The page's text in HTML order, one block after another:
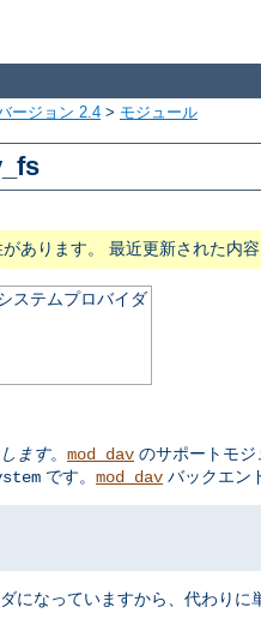
ージョン 2.4 > モジュール
あります。 最近更新された内
ステムプロバイダ
ます。 mod_dav のサポートモ
です。 mod_dav バックエン
になっていますから、代わりに